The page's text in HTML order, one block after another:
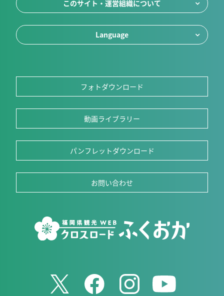
このサイト・運営組織について
Language
フォトダウンロード
動画ライブラリー
パンフレットダウンロード
お問い合わせ